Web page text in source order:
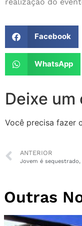
realização do
Facebook
WhatsApp
Deixe
Você precisa fazer
ANTERIOR
Outras